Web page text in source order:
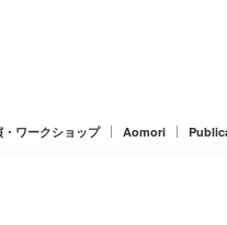
・ワークショップ Aomori